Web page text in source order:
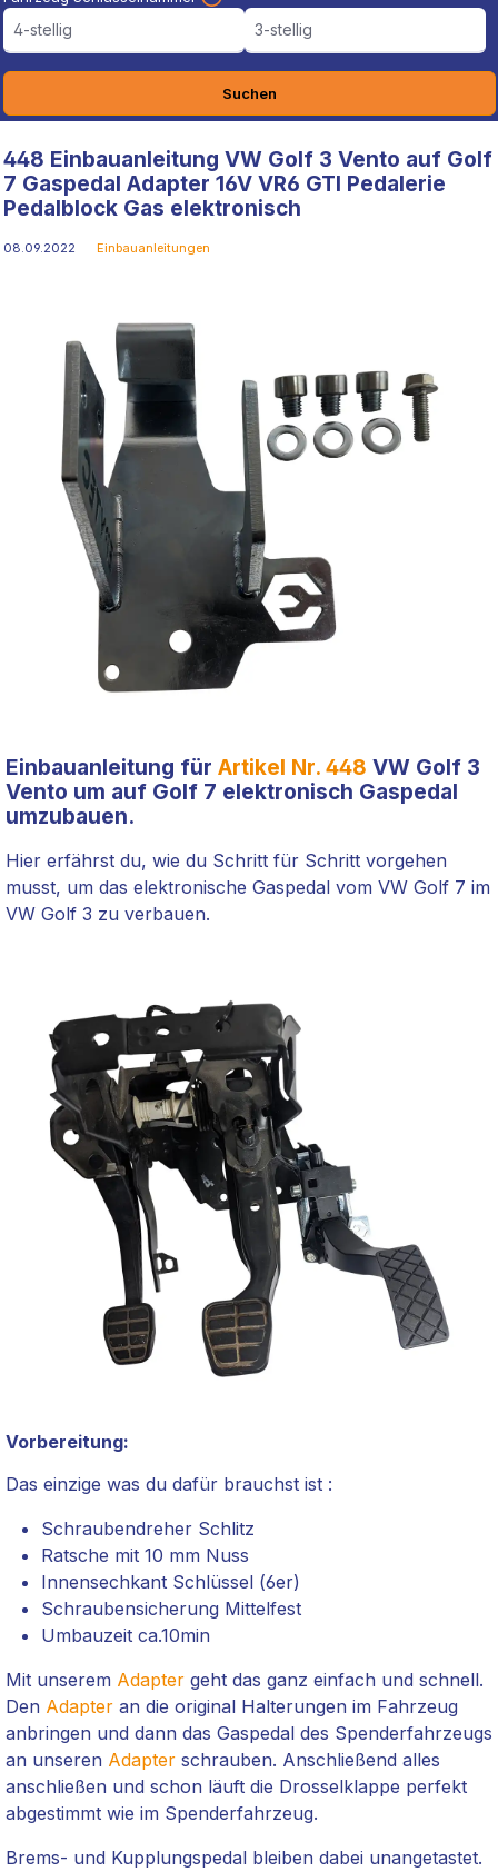
4-stellig
3-stellig
Suchen
448 Einbauanleitung VW Golf 3 Vento auf Golf
7 Gaspedal Adapter 16V VR6 GTI Pedalerie
Pedalblock Gas elektronisch
08.09.2022 Einbauanleitungen
Einbauanleitung für Artikel Nr. 448 VW Golf 3
Vento um auf Golf 7 elektronisch Gaspedal
umzubauen.
Hier erfährst du, wie du Schritt für Schritt vorgehen
musst, um das elektronische Gaspedal vom VW Golf 7 im
VW Golf 3 zu verbauen.
Vorbereitung:
Das einzige was du dafür brauchst ist :
Schraubendreher Schlitz
Ratsche mit 10 mm Nuss
Innensechkant Schlüssel (6er)
Schraubensicherung Mittelfest
Umbauzeit ca.10min
Mit unserem Adapter geht das ganz einfach und schnell.
Den Adapter an die original Halterungen im Fahrzeug
anbringen und dann das Gaspedal des Spenderfahrzeugs
an unseren Adapter schrauben. Anschließend alles
anschließen und schon läuft die Drosselklappe perfekt
abgestimmt wie im Spenderfahrzeug.
Brems- und Kupplungspedal bleiben dabei unangetastet.